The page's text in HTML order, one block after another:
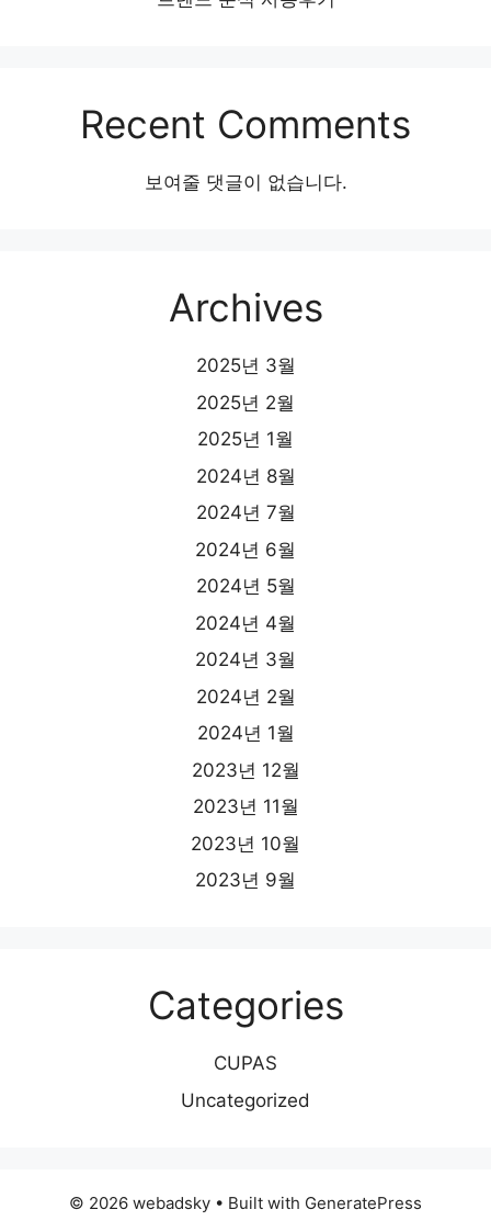
Recent Comments
보여줄 댓글이 없습니다.
Archives
2025년 3월
2025년 2월
2025년 1월
2024년 8월
2024년 7월
2024년 6월
2024년 5월
2024년 4월
2024년 3월
2024년 2월
2024년 1월
2023년 12월
2023년 11월
2023년 10월
2023년 9월
Categories
CUPAS
Uncategorized
© 2026 webadsky • Built with GeneratePress